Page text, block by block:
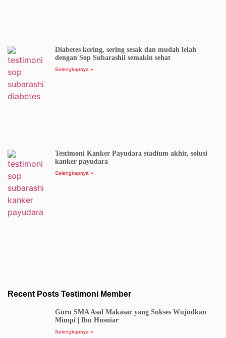
Diabetes kering, sering sesak dan mudah lelah
dengan Sop Subarashii semakin sehat
Selengkapnya »
Testimoni Kanker Payudara stadium akhir, solusi
kanker payudara
Selengkapnya »
Recent Posts Testimoni Member
Guru SMA Asal Makasar yang Sukses Wujudkan
Mimpi | Ibu Husniar
Selengkapnya »